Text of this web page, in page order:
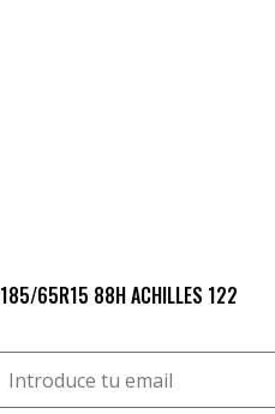
185/65R15 88H ACHILLES 122